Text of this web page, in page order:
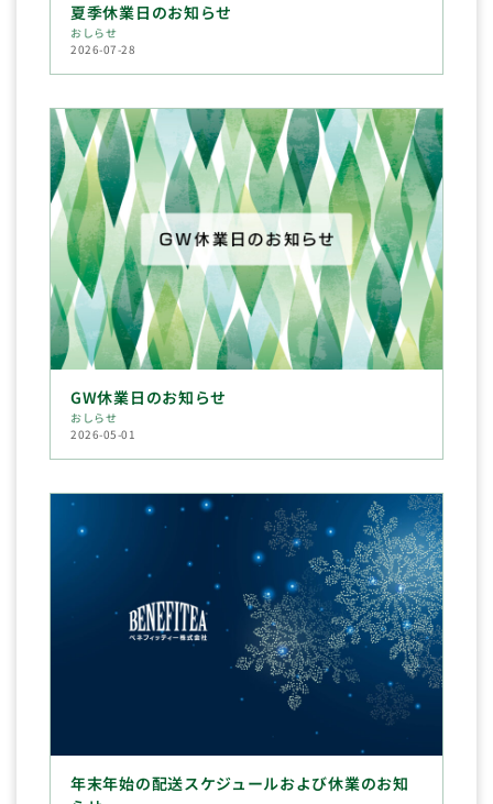
夏季休業日のお知らせ
おしらせ
2026-07-28
GW休業日のお知らせ
おしらせ
2026-05-01
年末年始の配送スケジュールおよび休業のお知